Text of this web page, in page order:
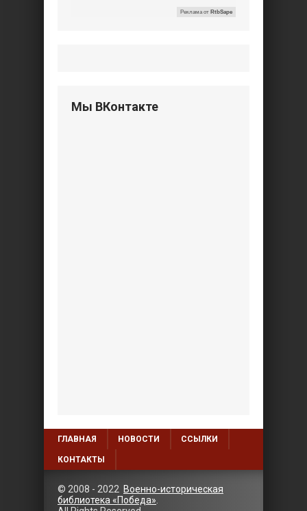
Реклама от RtbSape
Мы ВКонтакте
ГЛАВНАЯ НОВОСТИ ССЫЛКИ
КОНТАКТЫ
© 2008 - 2022 Военно-историческая
библиотека «Победа»